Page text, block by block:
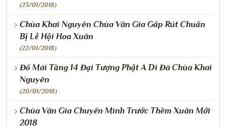
(23/01/2018)
Chùa Khai Nguyên Chùa Vân Gia Gấp Rút Chuẩn
Bị Lễ Hội Hoa Xuân
(22/01/2018)
Đổ Mái Tầng 14 Đại Tượng Phật A Di Đà Chùa Khai
Nguyên
(20/01/2018)
Chùa Vân Gia Chuyển Mình Trước Thềm Xuân Mới
2018